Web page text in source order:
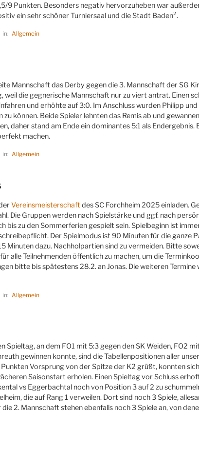
9 Punkten. Besonders negativ hervorzuheben war
ein sehr schöner Turniersaal und die Stadt Baden².
Allgemein
Mannschaft das Derby gegen die 3. Mannschaft der SG
weil die gegnerische Mannschaft nur zu viert antrat. Einen
und erhöhte auf 3:0. Im Anschluss wurden Philipp
zu können. Beide Spieler lehnten das Remis ab und
daher stand am Ende ein dominantes 5:1 als
machen.
Allgemein
Vereinsmeisterschaft des SC Forchheim 2025 einladen.
Die Gruppen werden nach Spielstärke und ggf. nach
bis zu den Sommerferien gespielt sein. Spielbeginn ist
Der Spielmodus ist 90 Minuten für die ganze
Minuten dazu. Nachholpartien sind zu vermeiden. Bitte
alle Teilnehmenden öffentlich zu machen, um die
bitte bis spätestens 28.2. an Jonas. Die weiteren
Allgemein
Spieltag, an dem FO1 mit 5:3 gegen den SK Weiden, FO2
gewinnen konnte, sind die Tabellenpositionen aller
Vorsprung von der Spitze der K2 grüßt, konnten
Saisonstart erholen. Einen Spieltag vor Schluss
vs Eggerbachtal noch von Position 3 auf 2 zu
die auf Rang 1 verweilen. Dort sind noch 3 Spiele,
2. Mannschaft stehen ebenfalls noch 3 Spiele an, von